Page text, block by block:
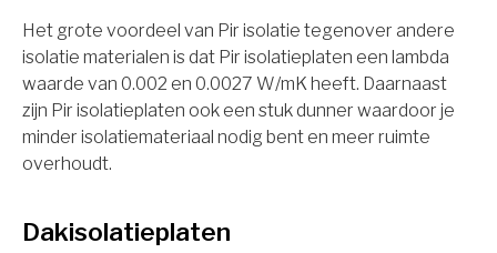
Het grote voordeel van Pir isolatie tegenover andere
isolatie materialen is dat Pir isolatieplaten een lambda
waarde van 0.002 en 0.0027 W/mK heeft. Daarnaast
zijn Pir isolatieplaten ook een stuk dunner waardoor je
minder isolatiemateriaal nodig bent en meer ruimte
overhoudt.
Dakisolatieplaten